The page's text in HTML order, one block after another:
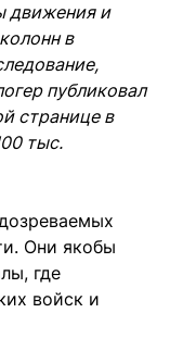
движения и
в
публиковал
странице в
тыс.
Они якобы
где
войск и